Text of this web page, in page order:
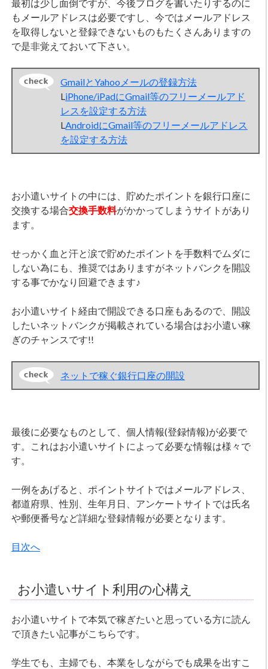
最初は少し面倒ですが、今後ブログを書いたりするのに
もメールアドレスは必要ですし、今ではメールアドレス
を取得しないと登録できないものもたくさんありますの
で是非覚えておいて下さい。
GmailとYahooメールの登録方法
LiPhone/iPadにGmail等のフリーメールアド
レスを設定する方法
LAndroidにGmail等のフリーメールアドレス
を設定する方法
お小遣いサイトの中には、貯めたポイントを銀行口座に
交換する場合交換手数料がかかってしまうサイトがあり
ます。
せっかく血と汗と涙で貯めたポイントを手数料でムダに
しない為にも、推奨ではありますがネットバンクを開設
する事でかなり回避できます♪
お小遣いサイト経由で開設できる口座もあるので、開設
したいネットバンクが掲載されている場合はお小遣い稼
ぎのチャンスです!!
ネットで稼ぐ銀行口座の開設
最後に必要なものとして、個人情報(登録情報)が必要で
す。これはお小遣いサイトによって必要な情報は様々で
す。
一例をあげると、ポイントサイトではメールアドレス、
都道府県、性別、生年月日、アンケートサイトでは氏名
や郵便番号など詳細な登録情報が必要となります。
目次へ
お小遣いサイト利用の心構え
お小遣いサイトで本気で稼ぎたいと思っている方に読ん
で頂きたい記事がこちらです。
学生でも、主婦でも、本業をしながらでも成果を出すこ